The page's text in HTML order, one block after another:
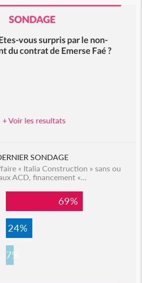
SONDAGE
vous surpris par le non-
du contrat de Emerse Faé ?
+ Voir les resultats
SONDAGE
« Italia Construction » sans ou
ACD, financement «...
69%
24%
7%